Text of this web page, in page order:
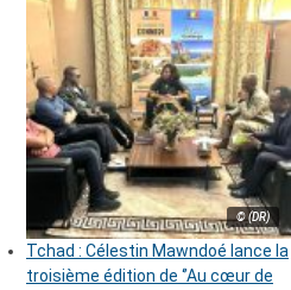
© (DR)
Tchad : Célestin Mawndoé lance la
troisième édition de ‘’Au cœur de